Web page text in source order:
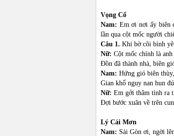
Vọng Cổ
Nam: Em ơi nơi ấy biên
lần qua cột mốc người
Câu 1. Khi bờ cõi bình
Nữ: Cột mốc chính là
Đồn đã thành nhà, biên
Nam: Hứng gió biên
Gian khổ nguy nan hun
Nữ: Em gởi thâm tình ra
Đợi bước xuân về trên
Lý Cái Mơn
Nam: Sài Gòn ơi, ngời